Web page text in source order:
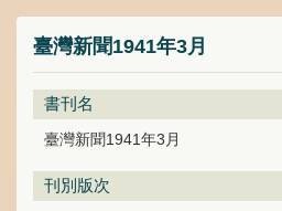
臺灣新聞1941年3月
書刊名
臺灣新聞1941年3月
刊別版次